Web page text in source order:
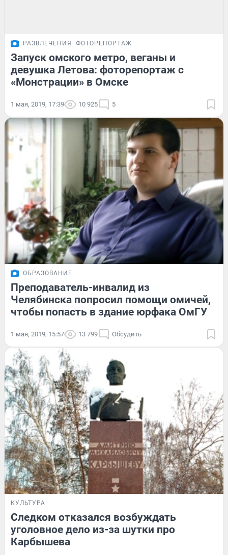
РАЗВЛЕЧЕНИЯ ФОТОРЕПОРТАЖ
Запуск омского метро, веганы и
девушка Летова: фоторепортаж с
«Монстрации» в Омске
1 мая, 2019, 17:39 10 925 5
ОБРАЗОВАНИЕ
Преподаватель-инвалид из
Челябинска попросил помощи омичей,
чтобы попасть в здание юрфака ОмГУ
1 мая, 2019, 15:57 13 799 Обсудить
КУЛЬТУРА
Следком отказался возбуждать
уголовное дело из-за шутки про
Карбышева